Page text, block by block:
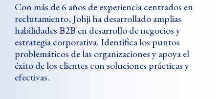
Con más de 6 años de experiencia centrados en
reclutamiento, Johji ha desarrollado amplias
habilidades B2B en desarrollo de negocios y
estrategia corporativa. Identifica los puntos
problemáticos de las organizaciones y apoya el
éxito de los clientes con soluciones prácticas y
efectivas.